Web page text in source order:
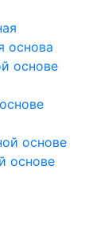
основа
основе
основе
основе